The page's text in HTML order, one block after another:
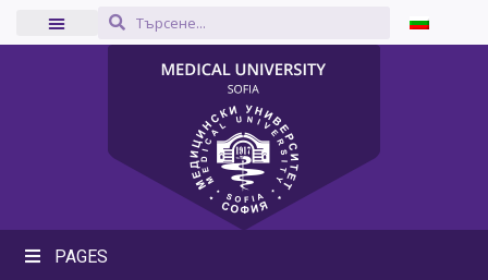
PAGES